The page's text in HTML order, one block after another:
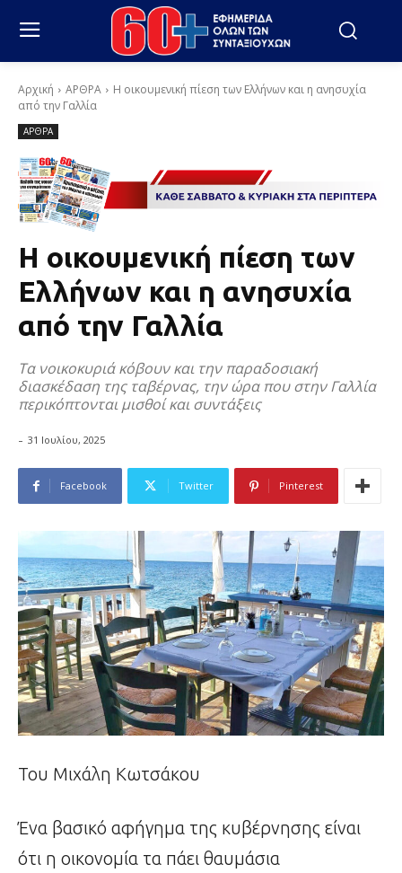
Αρχική ΑΡΘΡΑ
Η οικουμενική πίεση των Ελλήνων και η ανησυχία
από την Γαλλία
ΑΡΘΡΑ
Η οικουμενική πίεση των
Ελλήνων και η ανησυχία
από την Γαλλία
Τα νοικοκυριά κόβουν και την παραδοσιακή
διασκέδαση της ταβέρνας, την ώρα που στην Γαλλία
περικόπτονται μισθοί και συντάξεις
- 31 Ιουλίου, 2025
Facebook Twitter Pinterest
Του Μιχάλη Κωτσάκου
Ένα βασικό αφήγημα της κυβέρνησης είναι
ότι η οικονομία τα πάει θαυμάσια